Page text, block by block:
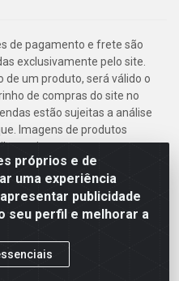
próprios e de
uma experiência
publicidade
seu perfil e melhorar a
de pagamento e frete são
exclusivamente pelo site.
de um produto, será válido o
de compras do site no
estão sujeitas a análise
Imagens de produtos
de Construção em Geral
Recife/PE - CEP
0001-